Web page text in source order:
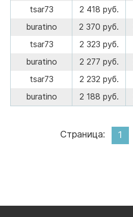
tsar73
2 418 руб.
buratino
2 370 руб.
tsar73
2 323 руб.
buratino
2 277 руб.
tsar73
2 232 руб.
buratino
2 188 руб.
Страница: 1